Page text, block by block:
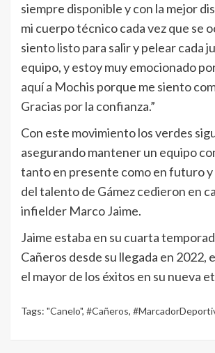
siempre disponible y con la mejor
mi cuerpo técnico cada vez que se
siento listo para salir y pelear cada
equipo, y estoy muy emocionado
aquí a Mochis porque me siento
Gracias por la confianza.”
Con este movimiento los verdes
asegurando mantener un equipo
tanto en presente como en futuro y
del talento de Gámez cedieron en
infielder Marco Jaime.
Jaime estaba en su cuarta
Cañeros desde su llegada en 2022,
el mayor de los éxitos en su nueva
Tags: "Canelo", #Cañeros,